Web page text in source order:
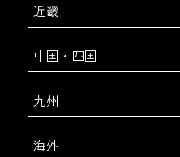
近畿
中国・四国
九州
海外